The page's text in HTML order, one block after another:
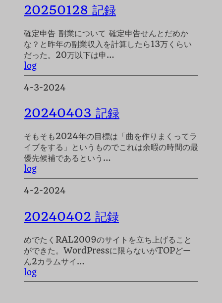
20250128 記録
確定申告 副業について 確定申告せんとだめか
な？と昨年の副業収入を計算したら13万くらい
だった。20万以下は申…
log
4-3-2024
20240403 記録
そもそも2024年の目標は「曲を作りまくってラ
イブをする」というものでこれは余暇の時間の最
優先候補であるという…
log
4-2-2024
20240402 記録
めでたくRAL2009のサイトを立ち上げること
ができた。WordPressに限らないがTOPどー
ん2カラムサイ…
log